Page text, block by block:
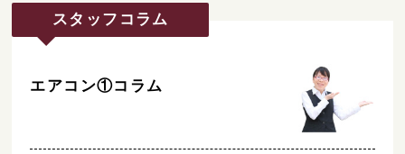
スタッフコラム
エアコン①コラム